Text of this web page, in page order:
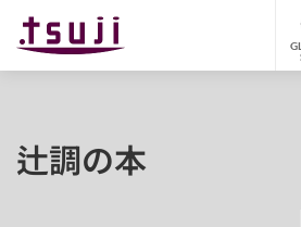
辻調の本